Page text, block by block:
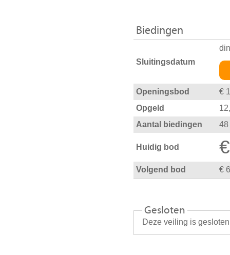
Biedingen
Sluitingsdatum
Openingsbod
€
Opgeld
Aantal biedingen
48
Huidig bod
Volgend bod €
Gesloten
Deze veiling is